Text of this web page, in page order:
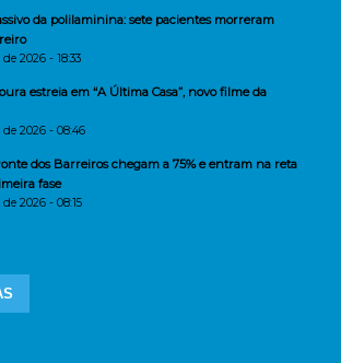
da polilaminina: sete pacientes morreram
2026 - 18:33
estreia em “A Última Casa”, novo filme da
2026 - 08:46
dos Barreiros chegam a 75% e entram na reta
fase
2026 - 08:15